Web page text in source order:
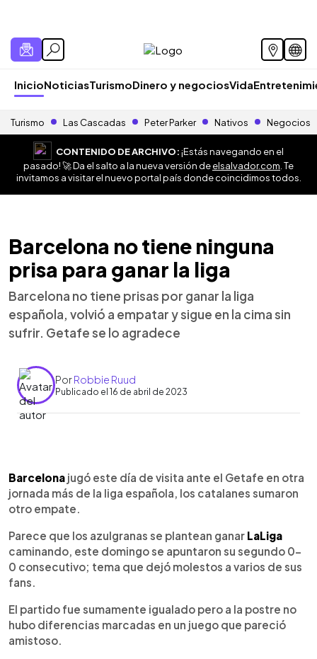
InicioNoticiasTurismoDinero y negociosVida
Turismo Las Cascadas Peter Parker Nativos Negocios
CONTENIDO DE ARCHIVO:¡Estás navegando en el
pasado! 🚀 Da el salto a la nueva versión deelsalvador.com . Te
invitamos a visitar el nuevo portal país donde coincidimos todos.
Barcelona no tiene ninguna
prisa para ganar la liga
Barcelona no tiene prisas por ganar la liga
española, volvió a empatar y sigue en la cima sin
sufrir. Getafe se lo agradece
PorRobbie Ruud
Publicado el 16 de abril de 2023
► Escuchar artículo
Barcelona jugó este día de visita ante el Getafe en otra
jornada más de la liga española, los catalanes sumaron
otro empate.
Parece que los azulgranas se plantean ganar LaLiga
caminando, este domingo se apuntaron su segundo 0-
0 consecutivo; tema que dejó molestos a varios de sus
fans.
El partido fue sumamente igualado pero a la postre no
hubo diferencias marcadas en un juego que pareció
amistoso.